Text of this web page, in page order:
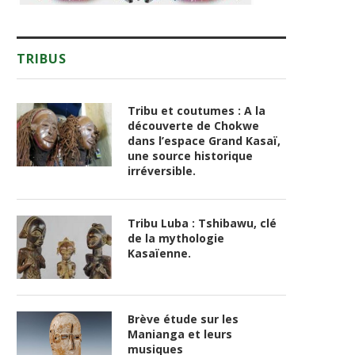
TRIBUS
Tribu et coutumes : A la
découverte de Chokwe
dans l’espace Grand Kasaï,
une source historique
irréversible.
Tribu Luba : Tshibawu, clé
de la mythologie
Kasaïenne.
Brève étude sur les
Manianga et leurs
musiques